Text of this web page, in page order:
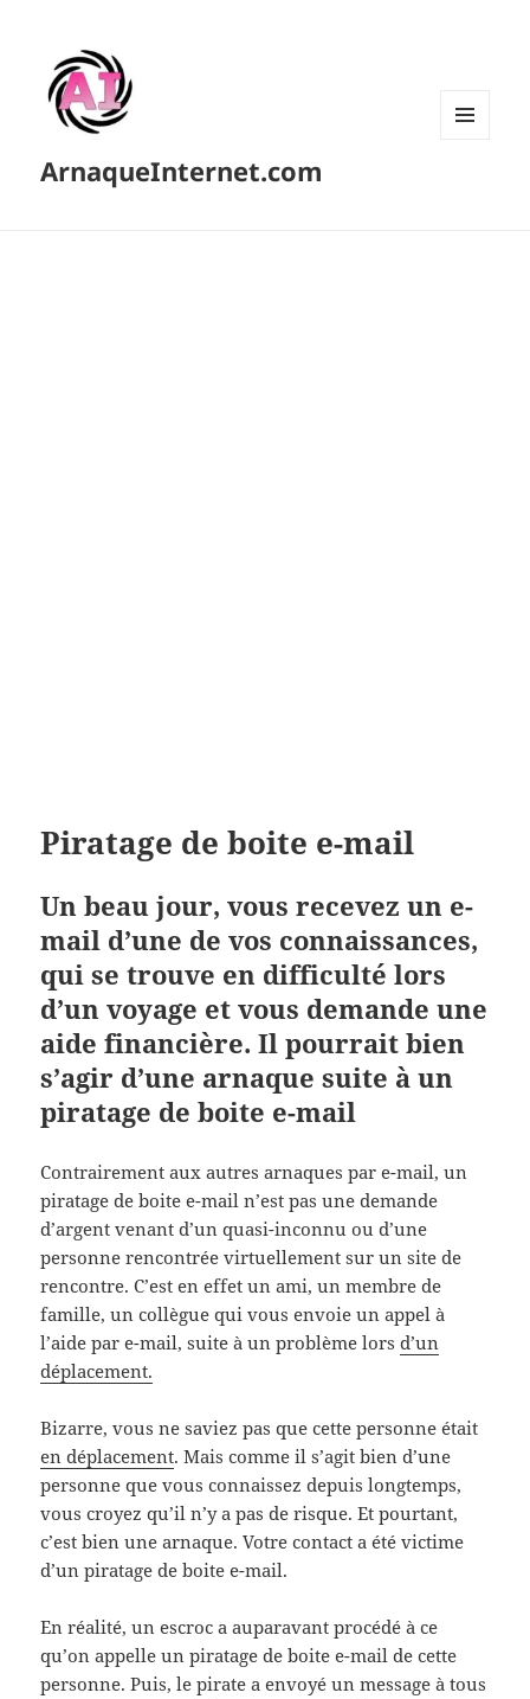
ArnaqueInternet.com
Piratage de boite e-mail
Un beau jour, vous recevez un e-
mail d’une de vos connaissances,
qui se trouve en difficulté lors
d’un voyage et vous demande une
aide financière. Il pourrait bien
s’agir d’une arnaque suite à un
piratage de boite e-mail
Contrairement aux autres arnaques par e-mail, un
piratage de boite e-mail n’est pas une demande
d’argent venant d’un quasi-inconnu ou d’une
personne rencontrée virtuellement sur un site de
rencontre. C’est en effet un ami, un membre de
famille, un collègue qui vous envoie un appel à
l’aide par e-mail, suite à un problème lorsd’un
déplacement.
Bizarre, vous ne saviez pas que cette personne était
en déplacement. Mais comme il s’agit bien d’une
personne que vous connaissez depuis longtemps,
vous croyez qu’il n’y a pas de risque. Et pourtant,
c’est bien une arnaque. Votre contact a été victime
d’un piratage de boite e-mail.
En réalité, un escroc a auparavant procédé à ce
qu’on appelle un piratage de boite e-mail de cette
personne. Puis, le pirate a envoyé un message à tous